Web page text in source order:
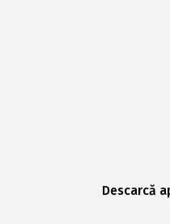
Descarcă